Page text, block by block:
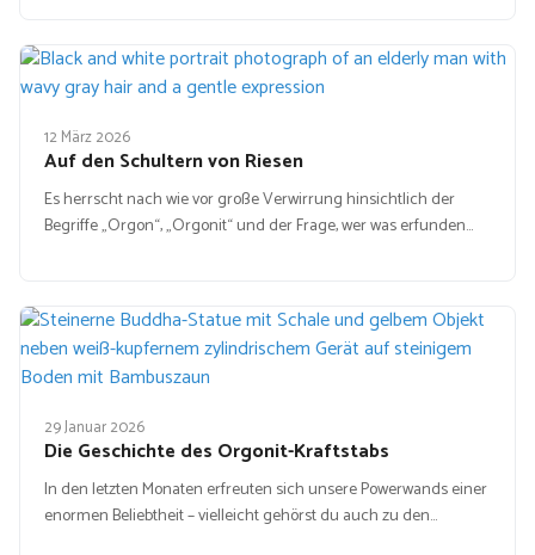
12 März 2026
Auf den Schultern von Riesen
Es herrscht nach wie vor große Verwirrung hinsichtlich der
Begriffe „Orgon“, „Orgonit“ und der Frage, wer was erfunden…
29 Januar 2026
Die Geschichte des Orgonit-Kraftstabs
In den letzten Monaten erfreuten sich unsere Powerwands einer
enormen Beliebtheit – vielleicht gehörst du auch zu den…